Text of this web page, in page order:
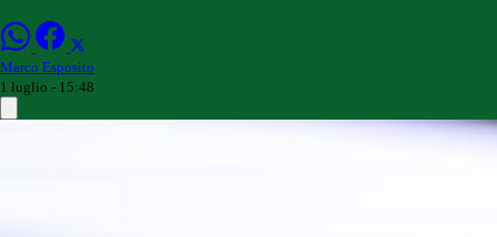
Marco Esposito
1 luglio - 15:48